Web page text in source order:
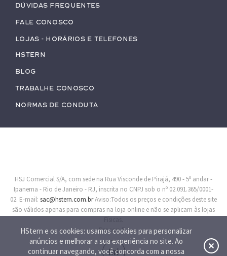
HStern e os cookies: usamos cookies para personalizar
anúncios e melhorar a sua experiência no site. Ao
continuar navegando, você concorda com a nossa
Dúvidas Frequentes
Fale conosco
Lojas - Horários e Telefones
HStern
Blog
Trabalhe conosco
Normas de Conduta
HSJ Comercial S/A, com sede na Rua Visconde de Pirajá, 490 - 5º andar -
Ipanema - Rio de Janeiro - RJ, inscrita no CNPJ sob o nº 02.091.365/0001-
02. E-mail: sac@hstern.com.brAviso:Todos os preços e condições deste site
são válidos apenas para compras na loja online e não se aplicam às lojas
Procon-RJ